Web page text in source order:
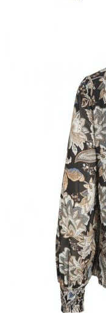
Naisten
Naisten
Mekot
Naisten
Naisten
Vyöt
Naisten
Sukat
Naisten takit